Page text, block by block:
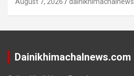
Dainikhimachalnews.com